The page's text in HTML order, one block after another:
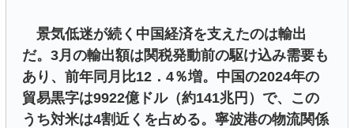
景気低迷が続く中国経済を支えたのは輸出
だ。3月の輸出額は関税発動前の駆け込み需要も
あり、前年同月比12．4％増。中国の2024年の
貿易黒字は9922億ドル（約141兆円）で、この
うち対米は4割近くを占める。寧波港の物流関係